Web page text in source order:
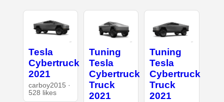
Tesla
Cybertruck
2021
carboy2015 ·
528 likes
Tuning
Tesla
Cybertruck
Truck
2021
Tuning
Tesla
Cybertruck
Truck
2021